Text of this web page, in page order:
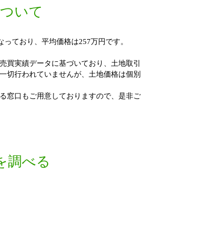
いて
ており、平均価格は257万円です。
実績データに基づいており、土地取引
切行われていませんが、土地価格は個別
窓口もご用意しておりますので、是非ご
調べる